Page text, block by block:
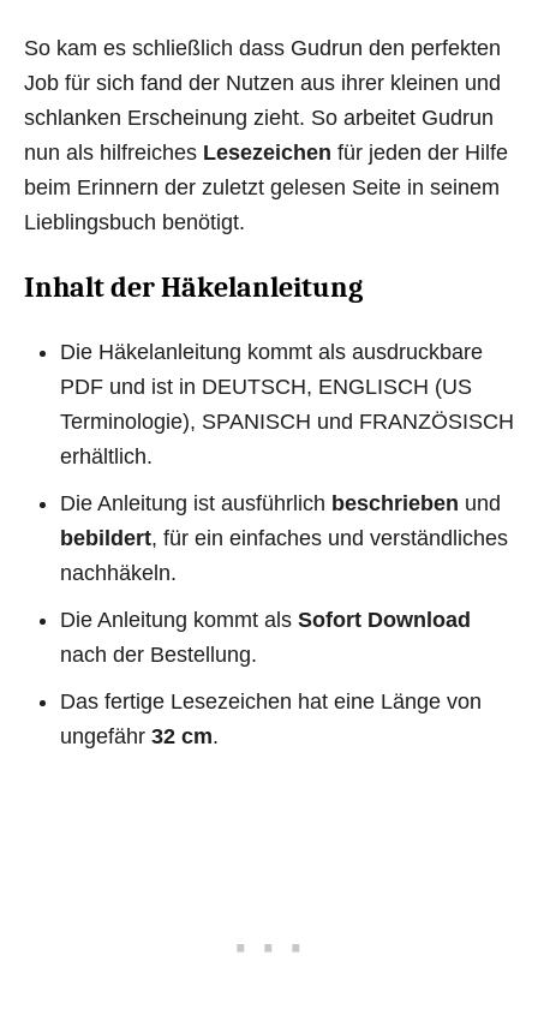
So kam es schließlich dass Gudrun den perfekten
Job für sich fand der Nutzen aus ihrer kleinen und
schlanken Erscheinung zieht. So arbeitet Gudrun
nun als hilfreiches Lesezeichen für jeden der Hilfe
beim Erinnern der zuletzt gelesen Seite in seinem
Lieblingsbuch benötigt.
Inhalt der Häkelanleitung
Die Häkelanleitung kommt als ausdruckbare
PDF und ist in DEUTSCH, ENGLISCH (US
Terminologie), SPANISCH und FRANZÖSISCH
erhältlich.
Die Anleitung ist ausführlich beschrieben und
bebildert, für ein einfaches und verständliches
nachhäkeln.
Die Anleitung kommt als Sofort Download
nach der Bestellung.
Das fertige Lesezeichen hat eine Länge von
ungefähr 32 cm.